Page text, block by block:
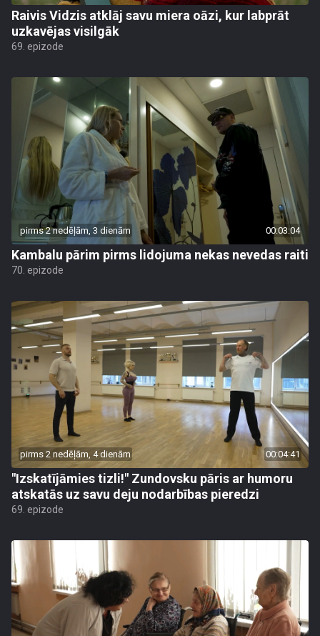
Raivis Vidzis atklāj savu miera oāzi, kur labprāt
uzkavējas visilgāk
69. epizode
pirms 2 nedēļām, 3 dienām 00:03:04
Kambalu pārim pirms lidojuma nekas nevedas raiti
70. epizode
pirms 2 nedēļām, 4 dienām 00:04:41
"Izskatījāmies tizli!" Zundovsku pāris ar humoru
atskatās uz savu deju nodarbības pieredzi
69. epizode